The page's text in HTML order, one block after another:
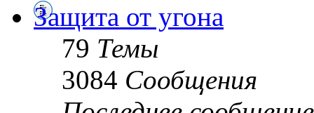
Защита от угона
79 Темы
3084 Сообщения